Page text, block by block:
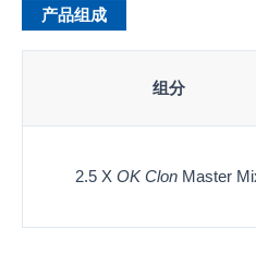
产品组成
组分
2.5 X OK ClonMaster